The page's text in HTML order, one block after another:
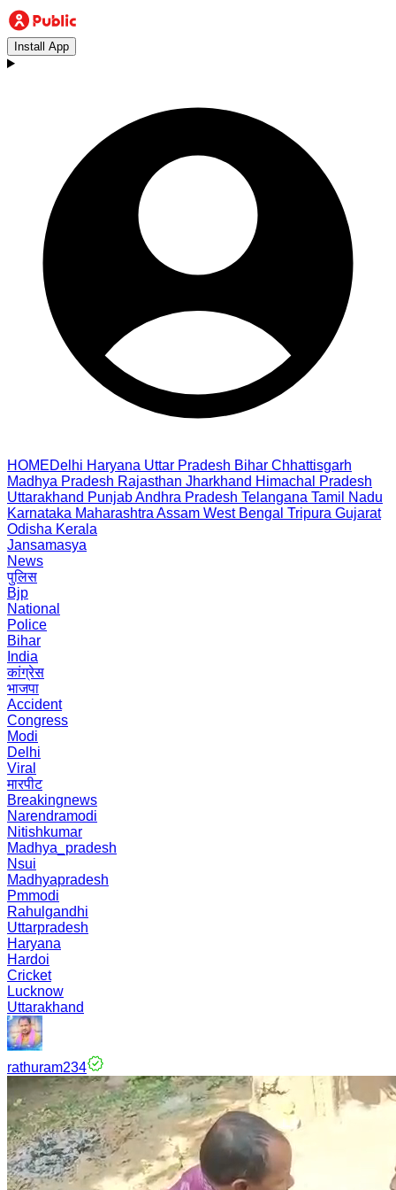
Install App
HOMEDelhi Haryana Uttar Pradesh Bihar Chhattisgarh
Madhya Pradesh Rajasthan Jharkhand Himachal Pradesh
Uttarakhand PunjabAndhra Pradesh Telangana Tamil Nadu
Karnataka Maharashtra Assam West Bengal Tripura Gujarat
Odisha Kerala
Jansamasya
News
पुलिस
Bjp
National
Police
Bihar
India
कांग्रेस
भाजपा
Accident
Congress
Modi
Delhi
Viral
मारपीट
Breakingnews
Narendramodi
Nitishkumar
Madhya_pradesh
Nsui
Madhyapradesh
Pmmodi
Rahulgandhi
Uttarpradesh
Haryana
Hardoi
Cricket
Lucknow
Uttarakhand
rathuram234